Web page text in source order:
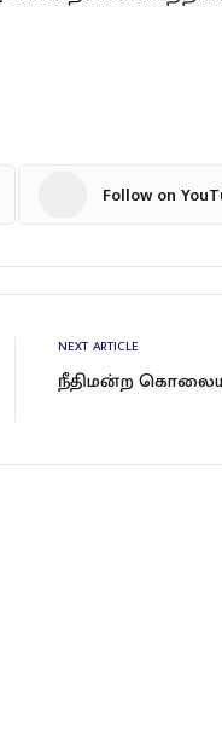
Follow on
NEXT ARTICLE
நீதிமன்ற